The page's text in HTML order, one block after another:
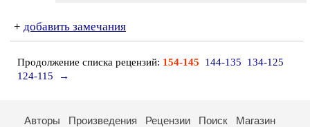
+ добавить замечания
Продолжение списка рецензий: 154-145 144-135
134-125
124-115
→
Авторы Произведения Рецензии Поиск
Магазин